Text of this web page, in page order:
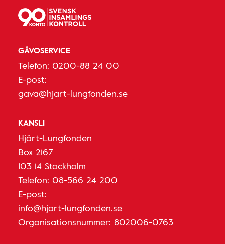
GÅVOSERVICE
Telefon: 0200-88 24 00
E-post:
gava@hjart-lungfonden.se
KANSLI
Hjärt-Lungfonden
Box 2167
103 14 Stockholm
Telefon: 08-566 24 200
E-post:
info@hjart-lungfonden.se
Organisationsnummer: 802006-0763